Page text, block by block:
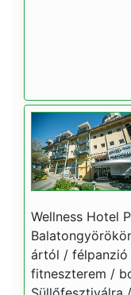
Wellness Hotel
ártól / félpanzió
fitneszterem /